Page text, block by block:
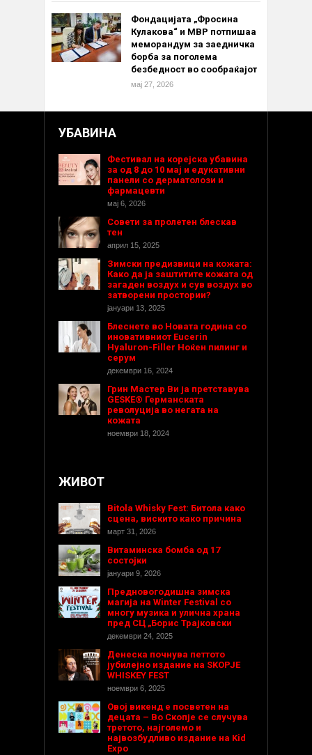
Фондацијата „Фросина
Кулакова“ и МВР потпишаа
меморандум за заедничка
борба за поголема
безбедност во сообраќајот
мај 27, 2026
УБАВИНА
Фестивал на корејска убавина
за од 8 до 10 мај и едукативни
панели со дерматолози и
фармацевти
мај 6, 2026
Совети за пролетен блескав
тен
април 15, 2025
Зимски предизвици на кожата:
Како да ја заштитите кожата од
загаден воздух и сув воздух во
затворени простории?
јануари 13, 2025
Блеснете во Новата година со
иновативниот Eucerin
Hyaluron-Filler Ноќен пилинг и
серум
декември 16, 2024
Грин Мастер Ви ја претставува
GESKE® Германската
револуција во негата на
кожата
ноември 18, 2024
ЖИВОТ
Bitola Whisky Fest: Битола како
сцена, вискито како причина
март 31, 2026
Витаминска бомба од 17
состојки
јануари 9, 2026
Предновогодишнa зимска
магија на Winter Festival со
многу музика и улична храна
пред СЦ „Борис Трајковски
декември 24, 2025
Денеска почнува петтото
јубилејно издание на SKOPJE
WHISKEY FEST
ноември 6, 2025
Овој викенд е посветен на
децата – Во Скопје се случува
третото, најголемо и
највозбудливо издание на Kid
Expo